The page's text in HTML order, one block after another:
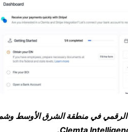
الرقمي في منطقة الشرق الأوسط
Clemta
.